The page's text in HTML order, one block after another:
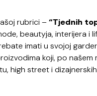
rubrici –“Tjednih
beautyja, interijera i
imati u svojoj
koji, po našem
high street i